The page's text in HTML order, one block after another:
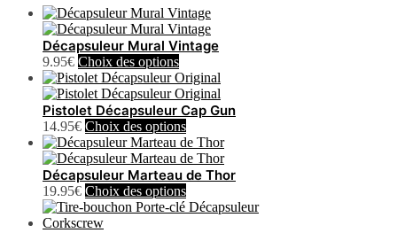
Décapsuleur Mural Vintage
9.95€ Choix des optionsCe
produit
a
plusieurs
variations.
Les
options
peuvent
être
choisies
Pistolet Décapsuleur Cap Gun
14.95€ Choix des optionsCe
produit
a
plusieurs
variations.
Les
Décapsuleur Marteau de Thor
19.95€ Choix des optionsCe
produit